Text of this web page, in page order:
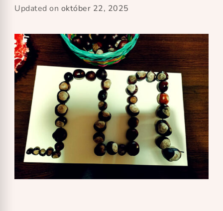
Updated on október 22, 2025